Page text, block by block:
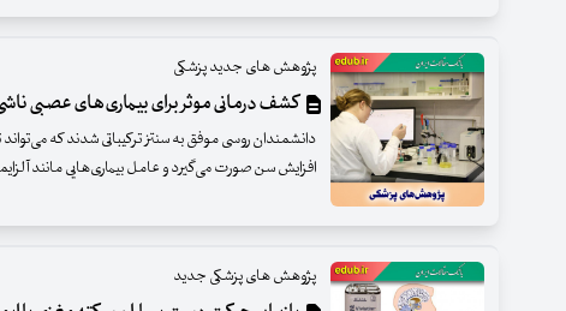
پژوهش های جدید پزشکی
کشف درمانی موثر برای بیماری‌های عصبی
دانشمندان روسی موفق به سنتز ترکیباتی شدند که
افزایش سن صورت می‌گیرد و عامل بیماری‌هایی مانند
پژوهش های پزشکی جدید